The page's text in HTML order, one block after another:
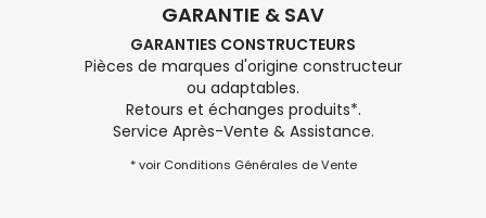
GARANTIE & SAV
GARANTIES CONSTRUCTEURS
Pièces de marques d'origine constructeur
ou adaptables.
Retours et échanges produits*.
Service Après-Vente & Assistance.
* voir Conditions Générales de Vente